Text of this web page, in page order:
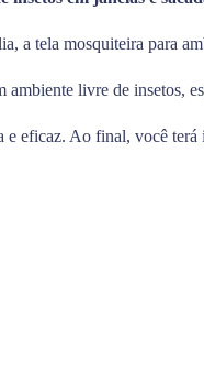
a tela mosquiteira para
livre de insetos,
eficaz. Ao final, você